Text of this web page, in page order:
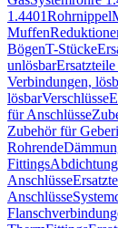
1.4401Rohrnippel
Muffen
BögenT-Stücke
unlösbar
Verbindungen,
lösbarVerschlüsse
für Anschlüsse
Zubehör für
Rohrende
Fittings
Anschlüsse
Anschlüsse